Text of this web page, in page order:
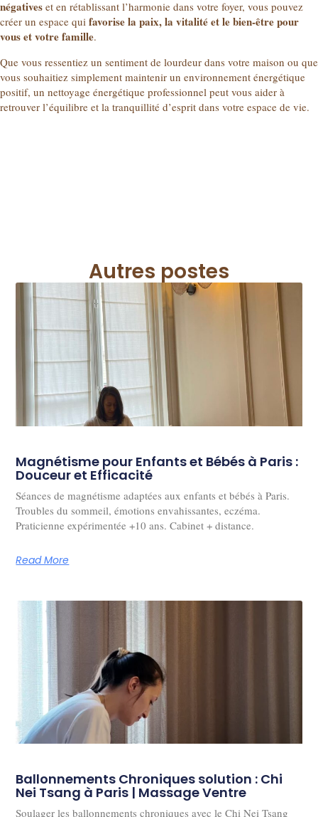
négatives et en rétablissant l’harmonie dans votre foyer, vous pouvez
créer un espace qui favorise la paix, la vitalité et le bien-être pour
vous et votre famille.
Que vous ressentiez un sentiment de lourdeur dans votre maison ou que
vous souhaitiez simplement maintenir un environnement énergétique
positif, un nettoyage énergétique professionnel peut vous aider à
retrouver l’équilibre et la tranquillité d’esprit dans votre espace de vie.
Autres postes
Magnétisme pour Enfants et Bébés à Paris :
Douceur et Efficacité
Séances de magnétisme adaptées aux enfants et bébés à Paris.
Troubles du sommeil, émotions envahissantes, eczéma.
Praticienne expérimentée +10 ans. Cabinet + distance.
Read More
Ballonnements Chroniques solution : Chi
Nei Tsang à Paris | Massage Ventre
Soulager les ballonnements chroniques avec le Chi Nei Tsang